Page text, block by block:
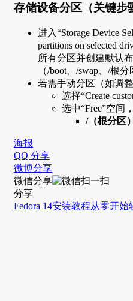
存储设备分区（关键步
进入“Storage Device
partitions on selected
所有分区并创建默认
（/boot、/swap、/根
若需手动分区（如调
选择“Create
选中“Free”空间
/（根分区）
海报
QQ 分享
微博分享
微信分享
分享
Fedora 14安装教程从零开始